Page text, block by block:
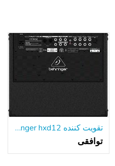
تقویت کننده behringer hxd12
توافقی